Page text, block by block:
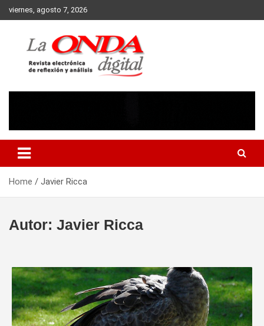
Skip
to
viernes, agosto 7, 2026
Home Javier Ricca
Autor: Javier Ricca